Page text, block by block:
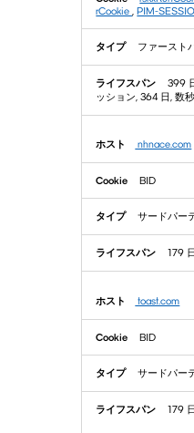
rCookie ,PIM-
ファースト
399
ッション, 364 日, 数
nhnace.com
BID
サードパー
179 日
toast.com
BID
サードパー
179 日